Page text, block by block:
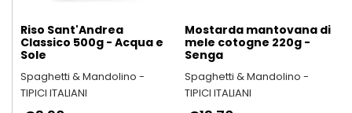
Riso Sant'Andrea
Classico 500g - Acqua e
Sole
Spaghetti & Mandolino -
TIPICI ITALIANI
Mostarda mantovana di
mele cotogne 220g -
Senga
Spaghetti & Mandolino -
TIPICI ITALIANI